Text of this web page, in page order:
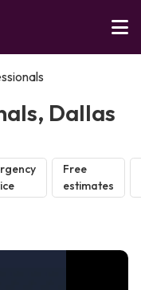
Dallas
Free
estimates